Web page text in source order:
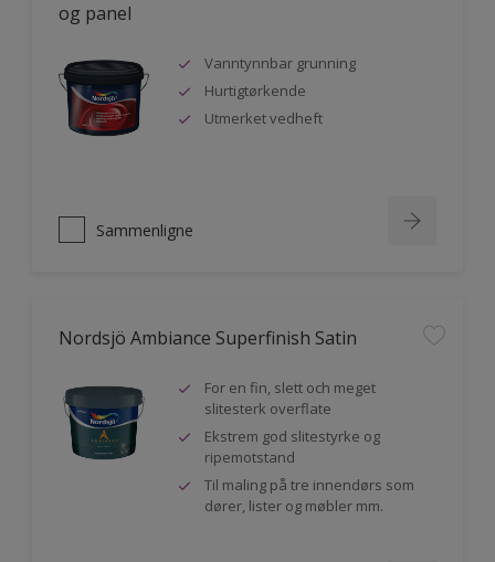
og panel
Vanntynnbar grunning
Hurtigtørkende
Utmerket vedheft
Sammenligne
Nordsjö Ambiance Superfinish Satin
For en fin, slett och meget
slitesterk overflate
Ekstrem god slitestyrke og
ripemotstand
Til maling på tre innendørs som
dører, lister og møbler mm.